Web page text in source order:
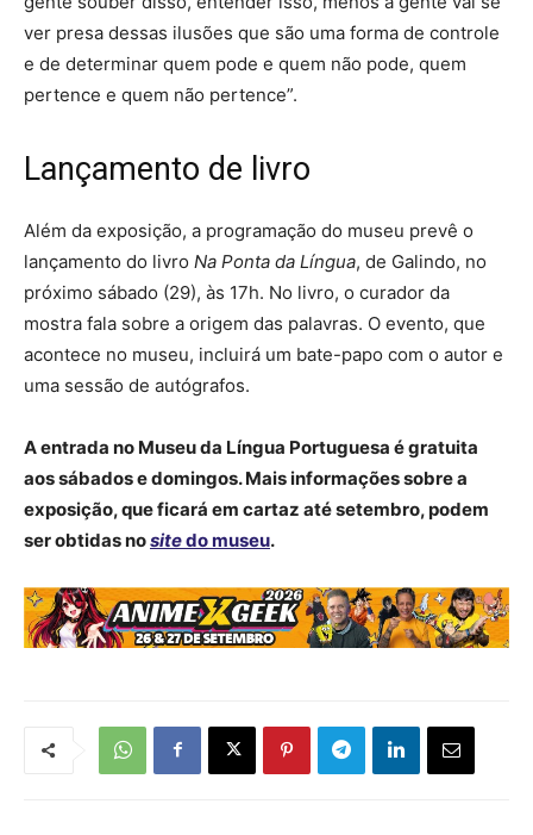
ver presa dessas ilusões que são uma forma de controle
e de determinar quem pode e quem não pode, quem
pertence e quem não pertence”.
Lançamento de livro
Além da exposição, a programação do museu prevê o
lançamento do livro Na Ponta da Língua, de Galindo, no
próximo sábado (29), às 17h. No livro, o curador da
mostra fala sobre a origem das palavras. O evento, que
acontece no museu, incluirá um bate-papo com o autor e
uma sessão de autógrafos.
A entrada no Museu da Língua Portuguesa é gratuita
aos sábados e domingos. Mais informações sobre a
exposição, que ficará em cartaz até setembro, podem
ser obtidas nositedo museu.